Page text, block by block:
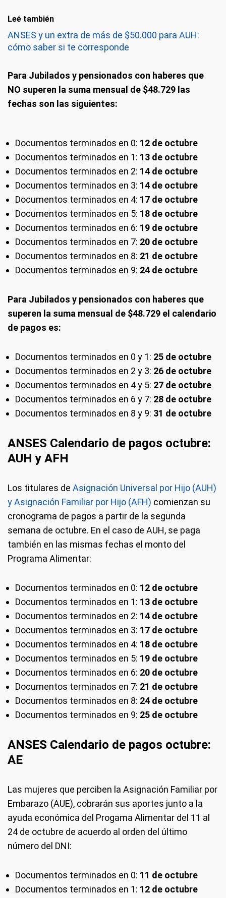
Leé también
ANSES y un extra de más de $50.000 para AUH:
cómo saber si te corresponde
Para Jubilados y pensionados con haberes que
NO superen la suma mensual de $48.729 las
fechas son las siguientes:
Documentos terminados en 0: 12 de octubre
Documentos terminados en 1: 13 de octubre
Documentos terminados en 2: 14 de octubre
Documentos terminados en 3: 14 de octubre
Documentos terminados en 4: 17 de octubre
Documentos terminados en 5: 18 de octubre
Documentos terminados en 6: 19 de octubre
Documentos terminados en 7: 20 de octubre
Documentos terminados en 8: 21 de octubre
Documentos terminados en 9: 24 de octubre
Para Jubilados y pensionados con haberes que
superen la suma mensual de $48.729 el calendario
de pagos es:
Documentos terminados en 0 y 1: 25 de octubre
Documentos terminados en 2 y 3: 26 de octubre
Documentos terminados en 4 y 5: 27 de octubre
Documentos terminados en 6 y 7: 28 de octubre
Documentos terminados en 8 y 9: 31 de octubre
ANSES Calendario de pagos octubre:
AUH y AFH
Los titulares de Asignación Universal por Hijo (AUH)
y Asignación Familiar por Hijo (AFH) comienzan su
cronograma de pagos a partir de la segunda
semana de octubre. En el caso de AUH, se paga
también en las mismas fechas el monto del
Programa Alimentar:
Documentos terminados en 0: 12 de octubre
Documentos terminados en 1: 13 de octubre
Documentos terminados en 2: 14 de octubre
Documentos terminados en 3: 17 de octubre
Documentos terminados en 4: 18 de octubre
Documentos terminados en 5: 19 de octubre
Documentos terminados en 6: 20 de octubre
Documentos terminados en 7: 21 de octubre
Documentos terminados en 8: 24 de octubre
Documentos terminados en 9: 25 de octubre
ANSES Calendario de pagos octubre:
AE
Las mujeres que perciben la Asignación Familiar por
Embarazo (AUE), cobrarán sus aportes junto a la
ayuda económica del Progama Alimentar del 11 al
24 de octubre de acuerdo al orden del último
número del DNI:
Documentos terminados en 0: 11 de octubre
Documentos terminados en 1: 12 de octubre